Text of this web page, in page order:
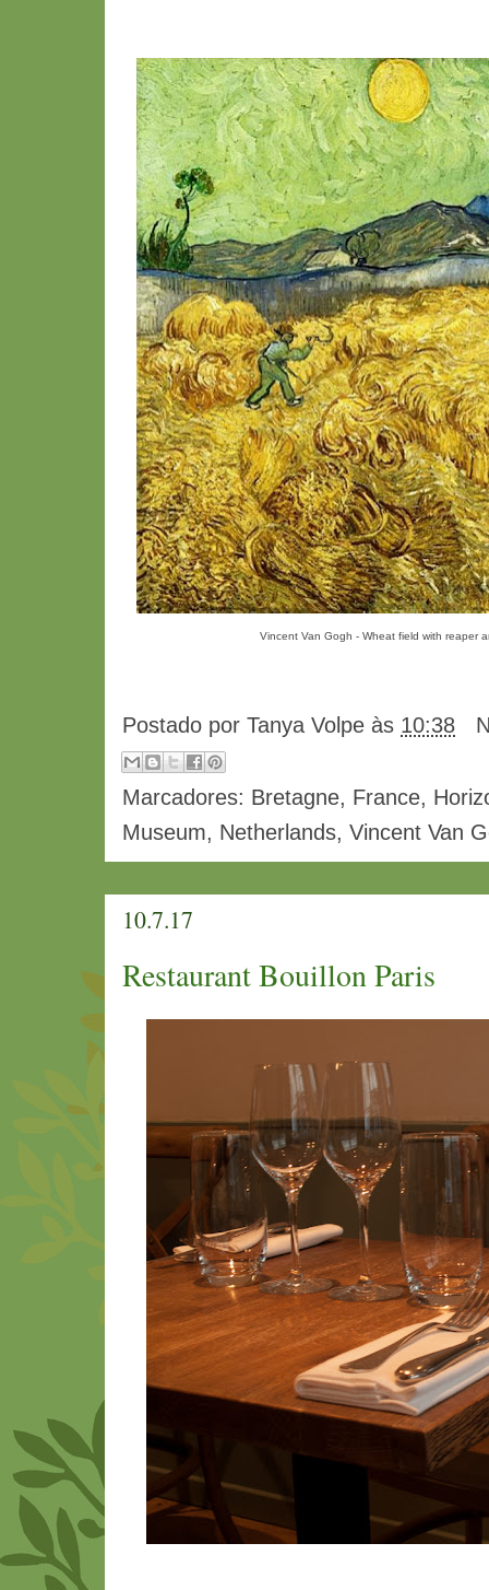
Vincent Van Gogh - Wheat field with reaper
Postado por Tanya Volpe às 10:38
Marcadores: Bretagne, France,
Museum, Netherlands, Vincent Van
10.7.17
Restaurant Bouillon Paris